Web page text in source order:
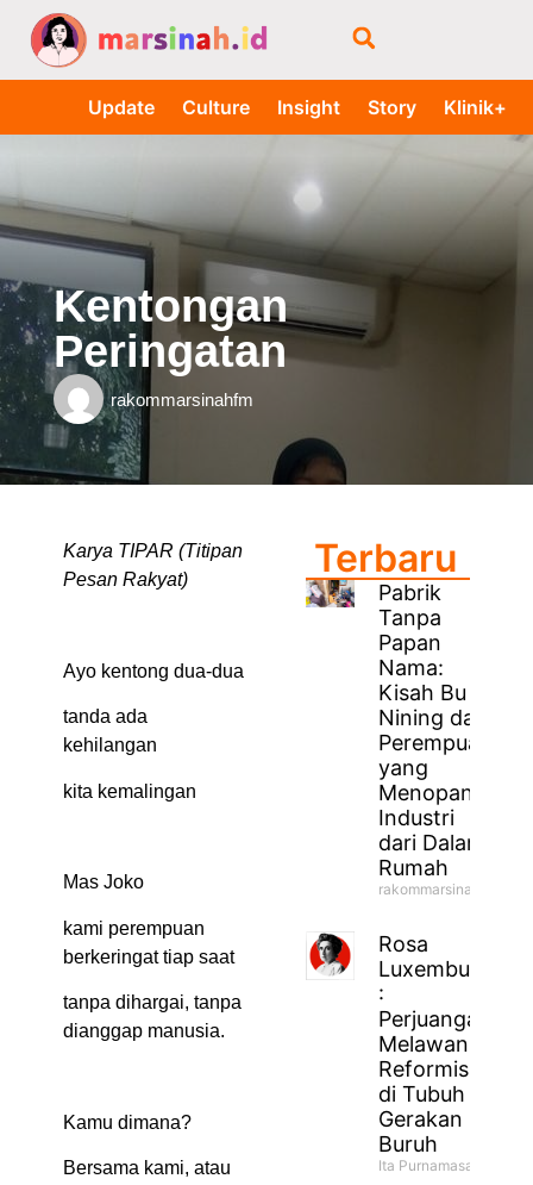
Update Culture Insight Story Klinik+
Kentongan
Peringatan
rakommarsinahfm
Karya TIPAR (Titipan
Pesan Rakyat)
Ayo kentong dua-dua
tanda ada
kehilangan
kita kemalingan
Mas Joko
kami perempuan
berkeringat tiap saat
tanpa dihargai, tanpa
dianggap manusia.
Kamu dimana?
Bersama kami, atau
Terbaru
Pabrik
Tanpa
Papan
Nama:
Kisah Bu
Nining dan
Perempuan
yang
Menopang
Industri
dari Dalam
Rumah
rakommarsinahfm
Rosa
Luxemburg
:
Perjuangan
Melawan
Reformisme
di Tubuh
Gerakan
Buruh
Ita Purnamasari